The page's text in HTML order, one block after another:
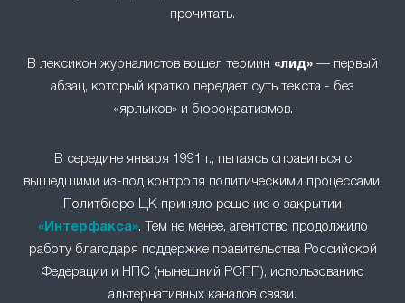
прочитать.
В лексикон журналистов вошел термин «лид» — первый
абзац, который кратко передает суть текста - без
«ярлыков» и бюрократизмов.
В середине января 1991 г., пытаясь справиться с
вышедшими из-под контроля политическими процессами,
Политбюро ЦК приняло решение о закрытии
«Интерфакса». Тем не менее, агентство продолжило
работу благодаря поддержке правительства Российской
Федерации и НПС (нынешний РСПП), использованию
альтернативных каналов связи.